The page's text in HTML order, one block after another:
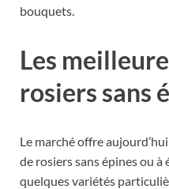
bouquets.
Les
rosiers sans
Le marché offre
de rosiers sans épines ou
quelques variétés